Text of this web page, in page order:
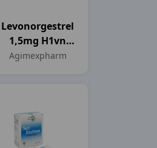
Levonorgestrel
1,5mg H1vn
Agimexpharm
Agimexpharm